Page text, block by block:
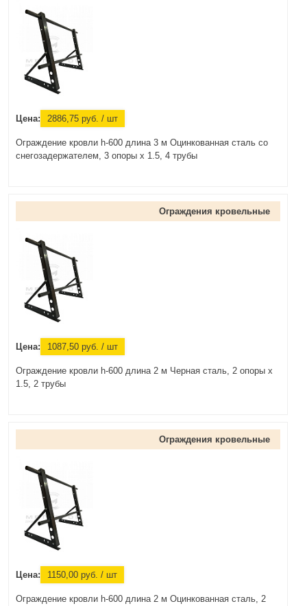
Цена: 2886,75 руб. / шт
Ограждение кровли h-600 длина 3 м Оцинкованная сталь со
снегозадержателем, 3 опоры х 1.5, 4 трубы
Ограждения кровельные
Цена: 1087,50 руб. / шт
Ограждение кровли h-600 длина 2 м Черная сталь, 2 опоры х
1.5, 2 трубы
Ограждения кровельные
Цена: 1150,00 руб. / шт
Ограждение кровли h-600 длина 2 м Оцинкованная сталь, 2